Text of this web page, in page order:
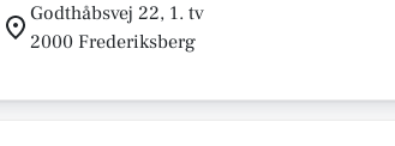
Godthåbsvej 22, 1. tv
2000 Frederiksberg